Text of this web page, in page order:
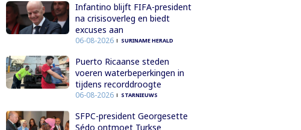
Infantino blijft FIFA-president
na crisisoverleg en biedt
excuses aan
06-08-2026 SURINAME HERALD
Puerto Ricaanse steden
voeren waterbeperkingen in
tijdens recorddroogte
06-08-2026 STARNIEUWS
SFPC-president Georgesette
Sédo ontmoet Turkse